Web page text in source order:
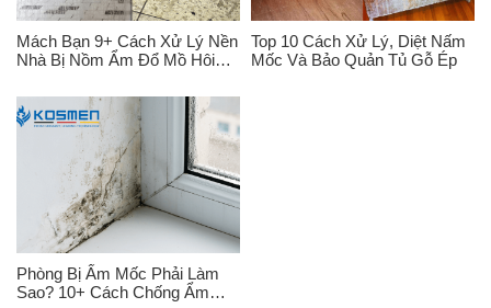
Mách Bạn 9+ Cách Xử Lý Nền
Nhà Bị Nồm Ẩm Đổ Mồ Hôi
Top 10 Cách Xử Lý, Diệt Nấm
Mốc Và Bảo Quản Tủ Gỗ Ép
Phòng Bị Ẩm Mốc Phải Làm
Sao? 10+ Cách Chống Ẩm